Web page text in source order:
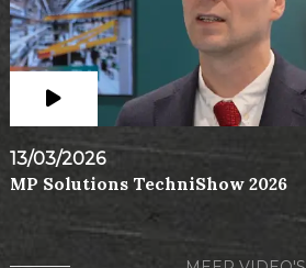
13/03/2026
MP Solutions TechniShow 2026